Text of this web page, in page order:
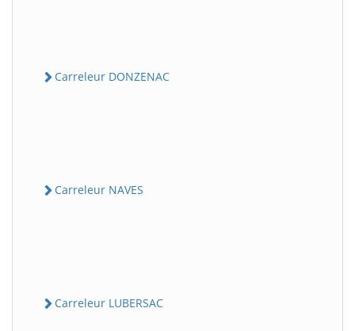
Carreleur DONZENAC
Carreleur NAVES
Carreleur LUBERSAC